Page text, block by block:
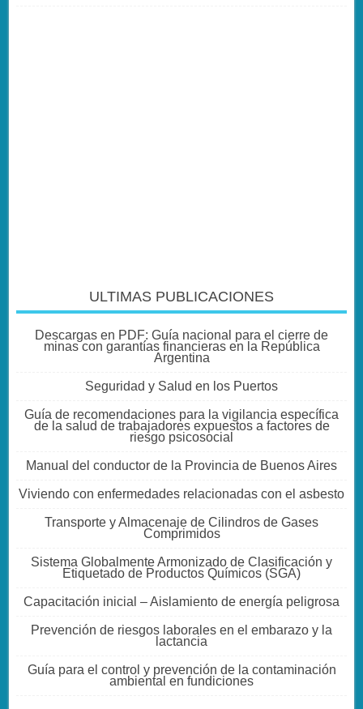
ULTIMAS PUBLICACIONES
Descargas en PDF: Guía nacional para el cierre de
minas con garantías financieras en la República
Argentina
Seguridad y Salud en los Puertos
Guía de recomendaciones para la vigilancia específica
de la salud de trabajadores expuestos a factores de
riesgo psicosocial
Manual del conductor de la Provincia de Buenos Aires
Viviendo con enfermedades relacionadas con el asbesto
Transporte y Almacenaje de Cilindros de Gases
Comprimidos
Sistema Globalmente Armonizado de Clasificación y
Etiquetado de Productos Químicos (SGA)
Capacitación inicial – Aislamiento de energía peligrosa
Prevención de riesgos laborales en el embarazo y la
lactancia
Guía para el control y prevención de la contaminación
ambiental en fundiciones